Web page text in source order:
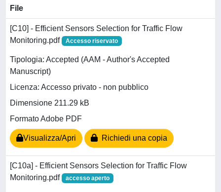
File
[C10] - Efficient Sensors Selection for Traffic Flow
Monitoring.pdf
Accesso riservato
Tipologia: Accepted (AAM - Author's Accepted
Manuscript)
Licenza: Accesso privato - non pubblico
Dimensione 211.29 kB
Formato Adobe PDF
Visualizza/Apri Richiedi una copia
[C10a] - Efficient Sensors Selection for Traffic Flow
Monitoring.pdf
accesso aperto